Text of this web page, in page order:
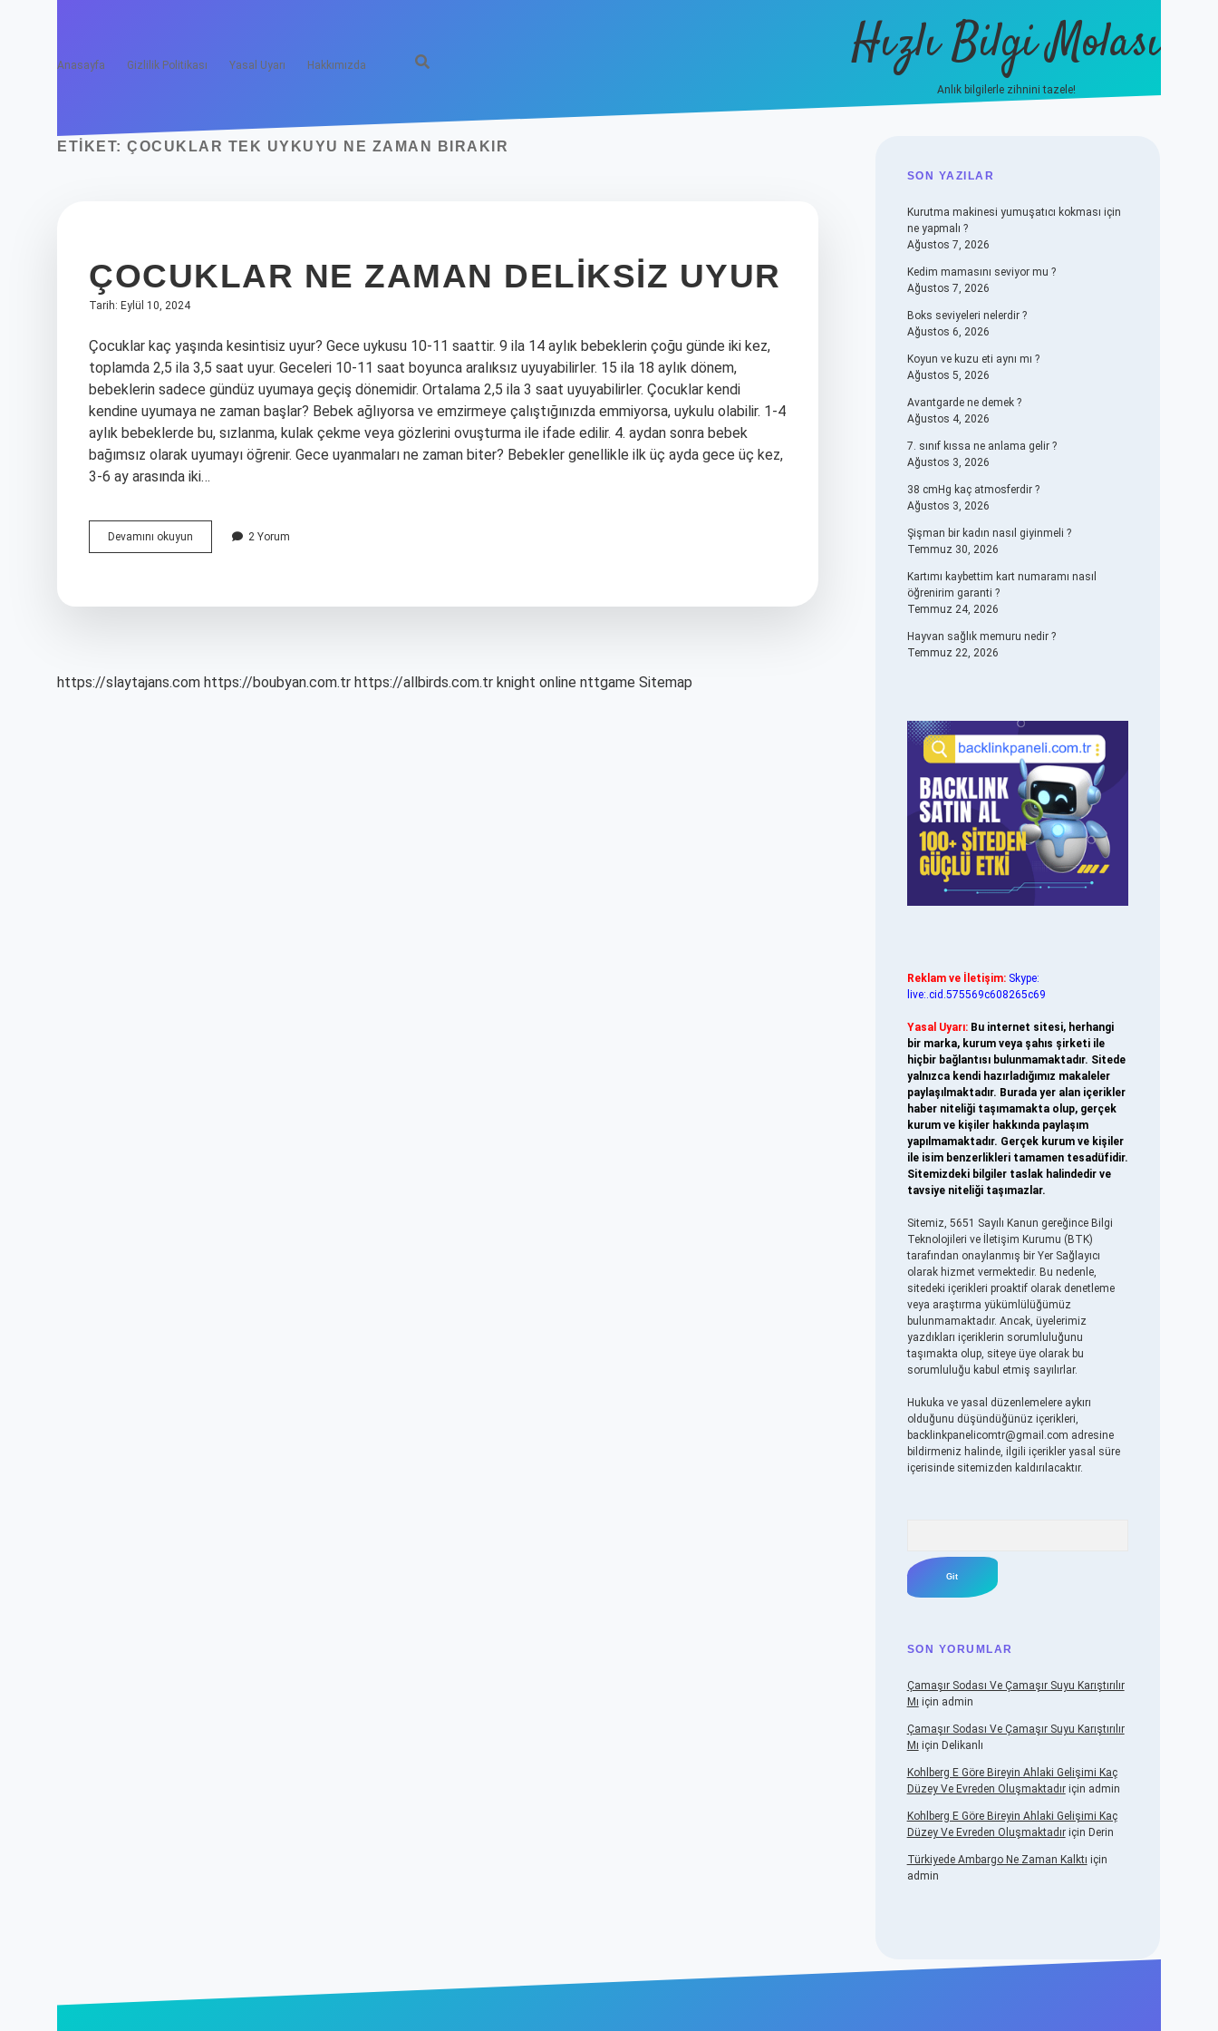
Anasayfa Gizlilik Politikası Yasal Uyarı Hakkımızda Hızlı Bilgi Molası
Anlık bilgilerle zihnini tazele!
ETIKET: ÇOCUKLAR TEK UYKUYU NE ZAMAN BIRAKIR
ÇOCUKLAR NE ZAMAN DELIKSIZ UYUR
Tarih: Eylül 10, 2024
Çocuklar kaç yaşında kesintisiz uyur? Gece uykusu 10-11 saattir. 9 ila 14 aylık bebeklerin çoğu günde iki kez,
toplamda 2,5 ila 3,5 saat uyur. Geceleri 10-11 saat boyunca aralıksız uyuyabilirler. 15 ila 18 aylık dönem,
bebeklerin sadece gündüz uyumaya geçiş dönemidir. Ortalama 2,5 ila 3 saat uyuyabilirler. Çocuklar kendi
kendine uyumaya ne zaman başlar? Bebek ağlıyorsa ve emzirmeye çalıştığınızda emmiyorsa, uykulu olabilir. 1-4
aylık bebeklerde bu, sızlanma, kulak çekme veya gözlerini ovuşturma ile ifade edilir. 4. aydan sonra bebek
bağımsız olarak uyumayı öğrenir. Gece uyanmaları ne zaman biter? Bebekler genellikle ilk üç ayda gece üç kez,
3-6 ay arasında iki…
Devamını okuyun Çocuklar
Ne
2 Yorum
https://slaytajans.com https://boubyan.com.tr https://allbirds.com.tr knight online nttgame Sitemap
SIDEBAR
SON YAZILAR
Kurutma makinesi yumuşatıcı kokması için
ne yapmalı ?
Ağustos 7, 2026
Kedim mamasını seviyor mu ?
Ağustos 7, 2026
Boks seviyeleri nelerdir ?
Ağustos 6, 2026
Koyun ve kuzu eti aynı mı ?
Ağustos 5, 2026
Avantgarde ne demek ?
Ağustos 4, 2026
7. sınıf kıssa ne anlama gelir ?
Ağustos 3, 2026
38 cmHg kaç atmosferdir ?
Ağustos 3, 2026
Şişman bir kadın nasıl giyinmeli ?
Temmuz 30, 2026
Kartımı kaybettim kart numaramı nasıl
öğrenirim garanti ?
Temmuz 24, 2026
Hayvan sağlık memuru nedir ?
Temmuz 22, 2026
Reklam ve İletişim: Skype:
live:.cid.575569c608265c69
Yasal Uyarı: Bu internet sitesi, herhangi
bir marka, kurum veya şahıs şirketi ile
hiçbir bağlantısı bulunmamaktadır. Sitede
yalnızca kendi hazırladığımız makaleler
paylaşılmaktadır. Burada yer alan içerikler
haber niteliği taşımamakta olup, gerçek
kurum ve kişiler hakkında paylaşım
yapılmamaktadır. Gerçek kurum ve kişiler
ile isim benzerlikleri tamamen tesadüfidir.
Sitemizdeki bilgiler taslak halindedir ve
tavsiye niteliği taşımazlar.
Sitemiz, 5651 Sayılı Kanun gereğince Bilgi
Teknolojileri ve İletişim Kurumu (BTK)
tarafından onaylanmış bir Yer Sağlayıcı
olarak hizmet vermektedir. Bu nedenle,
sitedeki içerikleri proaktif olarak denetleme
veya araştırma yükümlülüğümüz
bulunmamaktadır. Ancak, üyelerimiz
yazdıkları içeriklerin sorumluluğunu
taşımakta olup, siteye üye olarak bu
sorumluluğu kabul etmiş sayılırlar.
Hukuka ve yasal düzenlemelere aykırı
olduğunu düşündüğünüz içerikleri,
backlinkpanelicomtr@gmail.com adresine
bildirmeniz halinde, ilgili içerikler yasal süre
içerisinde sitemizden kaldırılacaktır.
SON YORUMLAR
Çamaşır Sodası Ve Çamaşır Suyu Karıştırılır
Mı için admin
Çamaşır Sodası Ve Çamaşır Suyu Karıştırılır
Mı için Delikanlı
Kohlberg E Göre Bireyin Ahlaki Gelişimi Kaç
Düzey Ve Evreden Oluşmaktadıriçin admin
Kohlberg E Göre Bireyin Ahlaki Gelişimi Kaç
Düzey Ve Evreden Oluşmaktadıriçin Derin
Türkiyede Ambargo Ne Zaman Kalktı için
admin